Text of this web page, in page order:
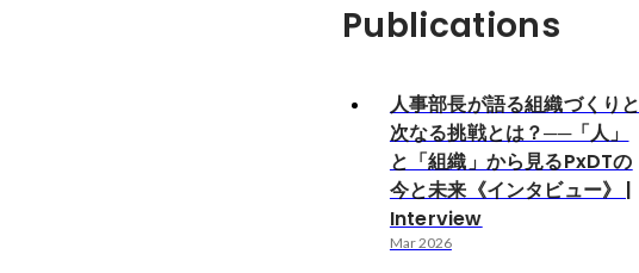
Publications
人事部長が語る組織づくりと
次なる挑戦とは？──「人」
と「組織」から見るPxDTの
今と未来《インタビュー》 |
Interview
Mar 2026